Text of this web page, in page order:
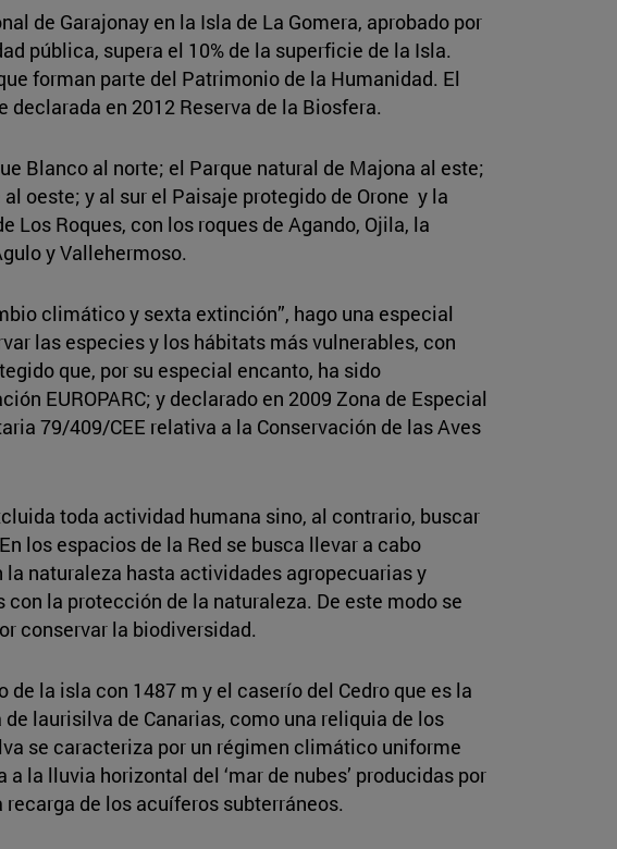
de Garajonay en la Isla de La Gomera, aprobado por
pública, supera el 10% de la superficie de la Isla.
forman parte del Patrimonio de la Humanidad. El
en 2012 Reserva de la Biosfera.
Blanco al norte; el Parque natural de Majona al este;
oeste; y al sur el Paisaje protegido de Orone y la
Roques, con los roques de Agando, Ojila, la
y Vallehermoso.
climático y sexta extinción”, hago una especial
las especies y los hábitats más vulnerables, con
que, por su especial encanto, ha sido
EUROPARC; y declarado en 2009 Zona de Especial
79/409/CEE relativa a la Conservación de las Aves
toda actividad humana sino, al contrario, buscar
los espacios de la Red se busca llevar a cabo
naturaleza hasta actividades agropecuarias y
la protección de la naturaleza. De este modo se
conservar la biodiversidad.
la isla con 1487 m y el caserío del Cedro que es la
laurisilva de Canarias, como una reliquia de los
se caracteriza por un régimen climático uniforme
la lluvia horizontal del ‘mar de nubes’ producidas por
de los acuíferos subterráneos.